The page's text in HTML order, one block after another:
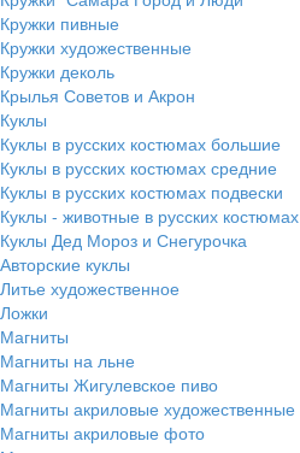
Кружки пивные
Кружки художественные
Кружки деколь
Крылья Советов и Акрон
Куклы
Куклы в русских костюмах большие
Куклы в русских костюмах средние
Куклы в русских костюмах подвески
Куклы - животные в русских костюмах
Куклы Дед Мороз и Снегурочка
Авторские куклы
Литье художественное
Ложки
Магниты
Магниты на льне
Магниты Жигулевское пиво
Магниты акриловые художественные
Магниты акриловые фото